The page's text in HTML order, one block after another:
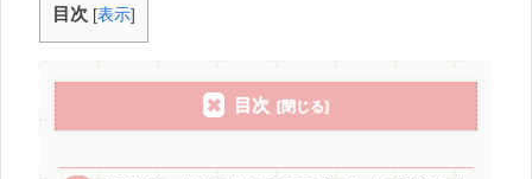
目次 [表示]
目次